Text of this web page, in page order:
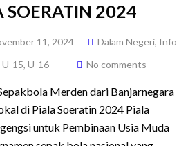
SOERATIN 2024
11, 2024 Dalam Negeri, Info
U-15, U-16 No comments
Merden dari Banjarnegara
di Piala Soeratin 2024 Piala
untuk Pembinaan Usia Muda